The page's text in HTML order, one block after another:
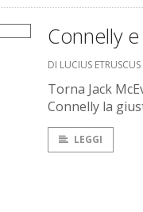
Connelly
DI LUCIUS ETRUSCUS
Torna Jack
Connelly la
LEGGI